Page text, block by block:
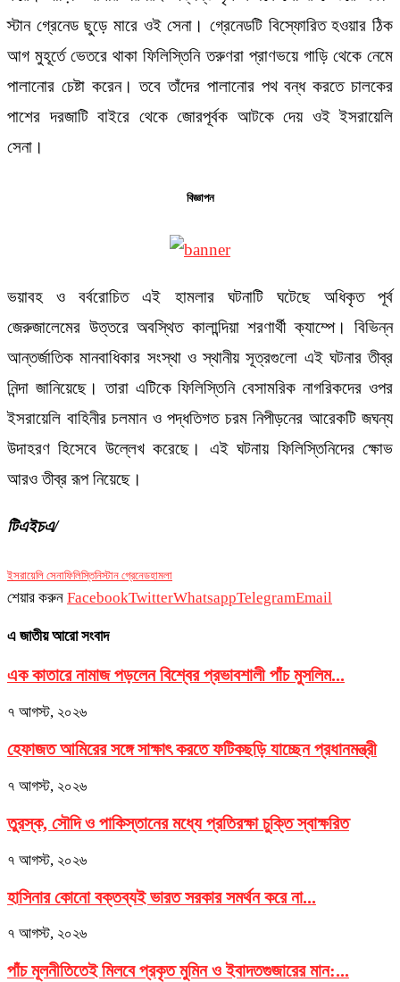
স্টান গ্রেনেড ছুড়ে মারে ওই সেনা। গ্রেনেডটি বিস্ফোরিত হওয়ার ঠিক
আগ মুহূর্তে ভেতরে থাকা ফিলিস্তিনি তরুণরা প্রাণভয়ে গাড়ি থেকে নেমে
পালানোর চেষ্টা করেন। তবে তাঁদের পালানোর পথ বন্ধ করতে চালকের
পাশের দরজাটি বাইরে থেকে জোরপূর্বক আটকে দেয় ওই ইসরায়েলি
সেনা।
বিজ্ঞাপন
ভয়াবহ ও বর্বরোচিত এই হামলার ঘটনাটি ঘটেছে অধিকৃত পূর্ব
জেরুজালেমের উত্তরে অবস্থিত কালান্দিয়া শরণার্থী ক্যাম্পে। বিভিন্ন
আন্তর্জাতিক মানবাধিকার সংস্থা ও স্থানীয় সূত্রগুলো এই ঘটনার তীব্র
নিন্দা জানিয়েছে। তারা এটিকে ফিলিস্তিনি বেসামরিক নাগরিকদের ওপর
ইসরায়েলি বাহিনীর চলমান ও পদ্ধতিগত চরম নিপীড়নের আরেকটি জঘন্য
উদাহরণ হিসেবে উল্লেখ করেছে। এই ঘটনায় ফিলিস্তিনিদের ক্ষোভ
আরও তীব্র রূপ নিয়েছে।
টিএইচএ/
ইসরায়েলি সেনাফিলিস্তিনিস্টান গ্রেনেডহামলা
শেয়ার করুন FacebookTwitterWhatsappTelegramEmail
এ জাতীয় আরো সংবাদ
এক কাতারে নামাজ পড়লেন বিশ্বের প্রভাবশালী পাঁচ মুসলিম...
৭ আগস্ট, ২০২৬
হেফাজত আমিরের সঙ্গে সাক্ষাৎ করতে ফটিকছড়ি যাচ্ছেন প্রধানমন্ত্রী
৭ আগস্ট, ২০২৬
তুরস্ক, সৌদি ও পাকিস্তানের মধ্যে প্রতিরক্ষা চুক্তি স্বাক্ষরিত
৭ আগস্ট, ২০২৬
হাসিনার কোনো বক্তব্যই ভারত সরকার সমর্থন করে না...
৭ আগস্ট, ২০২৬
পাঁচ মূলনীতিতেই মিলবে প্রকৃত মুমিন ও ইবাদতগুজারের মান:...